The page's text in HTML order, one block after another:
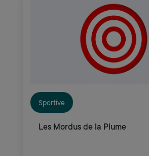
Sportive
Les Mordus de la Plume